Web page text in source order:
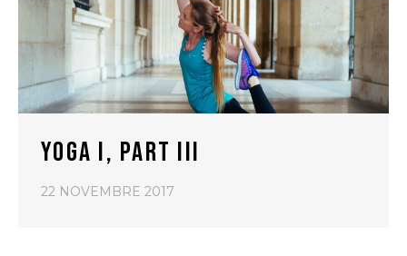
YOGA I, PART III
22 NOVEMBRE 2017